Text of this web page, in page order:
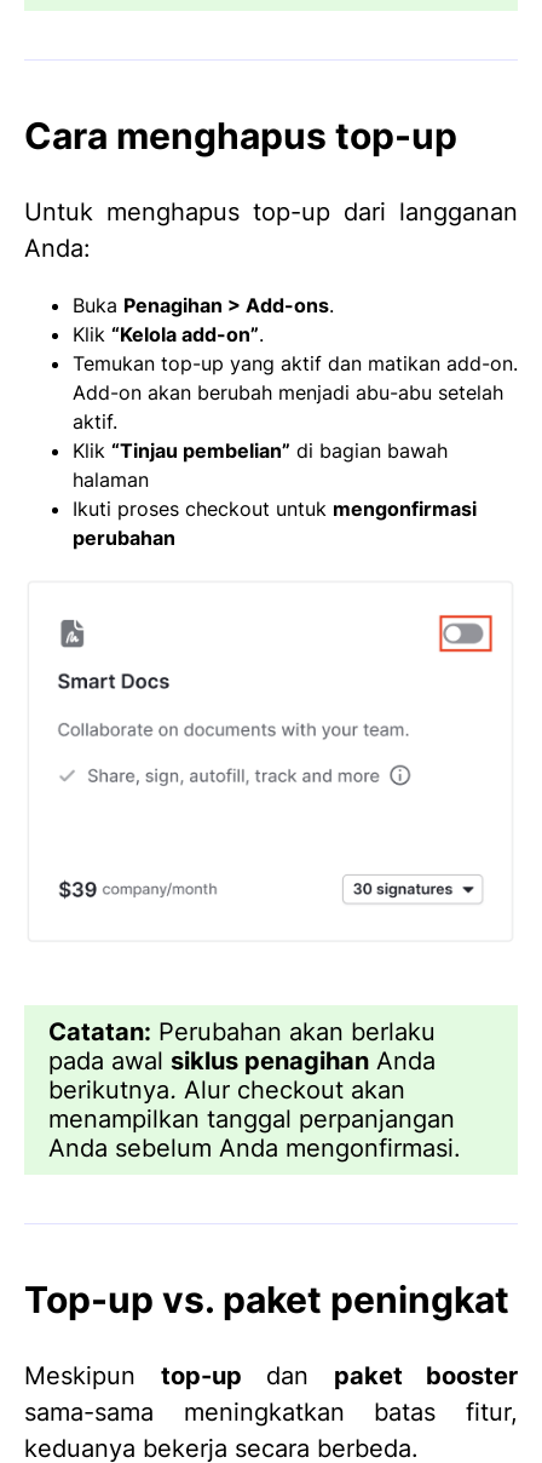
Cara menghapus top-up
Untuk menghapus top-up dari langganan
Anda:
Buka Penagihan > Add-ons.
Klik “Kelola add-on”.
Temukan top-up yang aktif dan matikan add-on.
Add-on akan berubah menjadi abu-abu setelah
aktif.
Klik “Tinjau pembelian” di bagian bawah
halaman
Ikuti proses checkout untuk mengonfirmasi
perubahan
Catatan: Perubahan akan berlaku
pada awal siklus penagihan Anda
berikutnya. Alur checkout akan
menampilkan tanggal perpanjangan
Anda sebelum Anda mengonfirmasi.
Top-up vs. paket peningkat
Meskipun top-up dan paket booster
sama-sama meningkatkan batas fitur,
keduanya bekerja secara berbeda.